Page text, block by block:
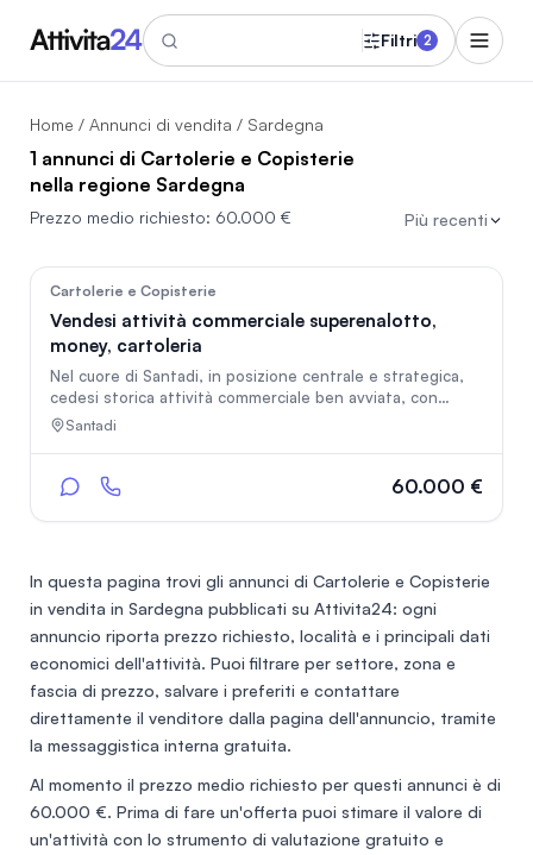
Filtri 2
Home / Annunci di vendita / Sardegna
1 annunci di Cartolerie e Copisterie
nella regione Sardegna
Prezzo medio richiesto: 60.000 € Più recenti
Cartolerie e Copisterie
Vendesi attività commerciale superenalotto,
money, cartoleria
Nel cuore di Santadi, in posizione centrale e strategica,
cedesi storica attività commerciale ben avviata, con
clientela fidelizzata e servizi attivi. L’attività rappresenta
pagamento, Superenalotto, ricariche, money transfer e
mare e montagne, vicino alle celebri Grotte di Is Zuddas,
Santadi
60.000 €
In questa pagina trovi gli annunci di Cartolerie e Copisterie
in vendita in Sardegna pubblicati su Attivita24: ogni
annuncio riporta prezzo richiesto, località e i principali dati
economici dell'attività. Puoi filtrare per settore, zona e
fascia di prezzo, salvare i preferiti e contattare
direttamente il venditore dalla pagina dell'annuncio, tramite
la messaggistica interna gratuita.
Al momento il prezzo medio richiesto per questi annunci è di
60.000 €. Prima di fare un'offerta puoi stimare il valore di
un'attività con lo strumento di valutazione gratuito e